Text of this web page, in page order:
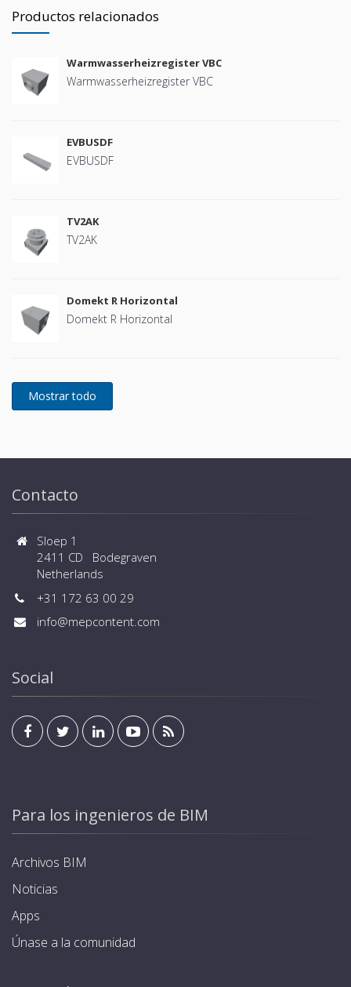
Productos relacionados
Warmwasserheizregister VBC
Warmwasserheizregister VBC
EVBUSDF
EVBUSDF
TV2AK
TV2AK
Domekt R Horizontal
Domekt R Horizontal
Contacto
Sloep 1
2411 CD Bodegraven
Netherlands
+31 172 63 00 29
info@mepcontent.com
Social
Para los ingenieros de BIM
Archivos BIM
Noticias
Apps
Únase a la comunidad